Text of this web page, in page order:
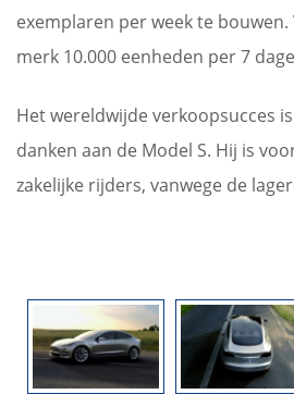
exemplaren per week te bouwen.
merk 10.000 eenheden per 7
Het wereldwijde verkoopsucces
danken aan de Model S. Hij is
zakelijke rijders, vanwege de